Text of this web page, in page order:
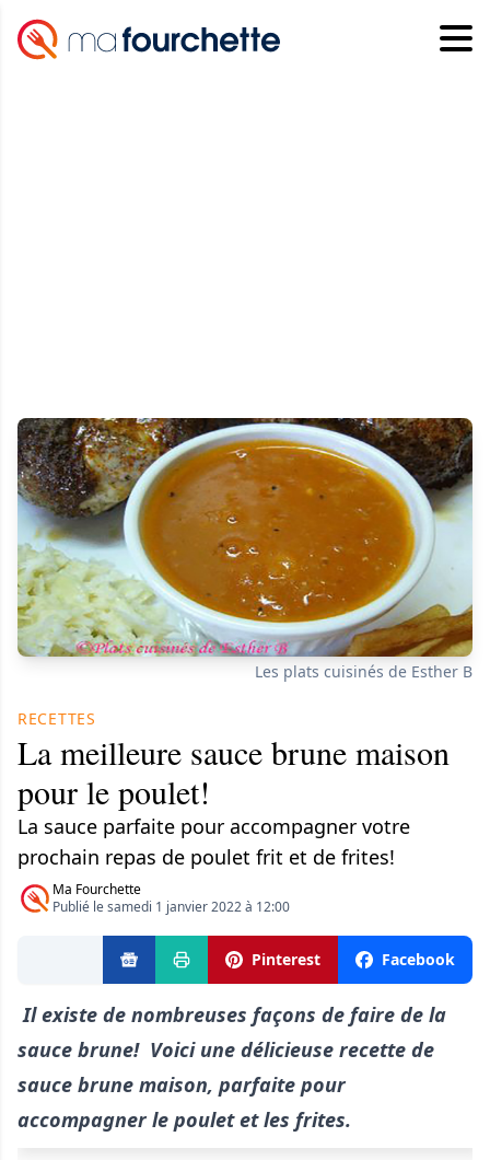
Les plats cuisinés de Esther B
RECETTES
La meilleure sauce brune maison
pour le poulet!
La sauce parfaite pour accompagner votre
prochain repas de poulet frit et de frites!
Ma Fourchette
Publié le samedi 1 janvier 2022 à 12:00
Pinterest Facebook
Il existe de nombreuses façons de faire de la
sauce brune! Voici une délicieuse recette de
sauce brune maison, parfaite pour
accompagner le poulet et les frites.